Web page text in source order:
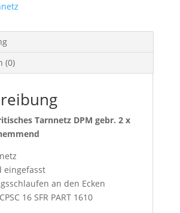
(0)
Tarnnetz DPM gebr. 2 x
eingefasst
an den Ecken
16 SFR PART 1610